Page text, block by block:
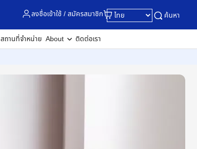
ลงชื่อเข้าใช้ / สมัครสมาชิก ค้นหา
สถานที่จำหน่าย About ติดต่อเรา